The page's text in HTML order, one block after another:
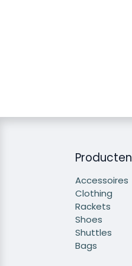
Producten
Accessoires
Clothing
Rackets
Shoes
Shuttles
Bags